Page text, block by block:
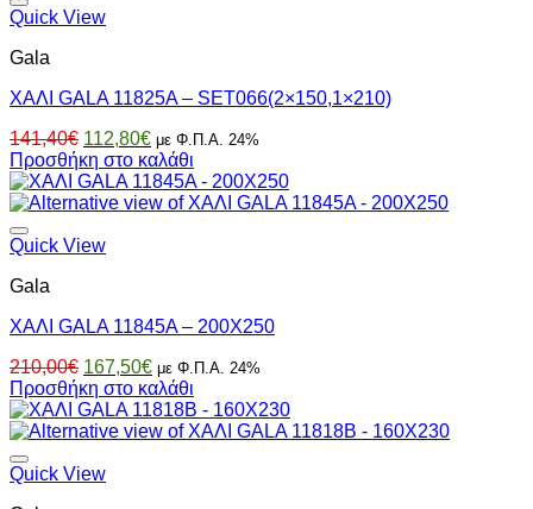
Quick View
Gala
ΧΑΛΙ GALA 11825A – SET066(2×150,1×210)
141,40€ Original
price
was:
141,40€.
112,80€Η
τρέχουσα
τιμή
είναι:
με Φ.Π.Α. 24%
Προσθήκη στο καλάθι
Quick View
Gala
ΧΑΛΙ GALA 11845A – 200X250
210,00€ Original
price
was:
210,00€.
167,50€Η
τρέχουσα
τιμή
είναι:
με Φ.Π.Α. 24%
Προσθήκη στο καλάθι
Quick View